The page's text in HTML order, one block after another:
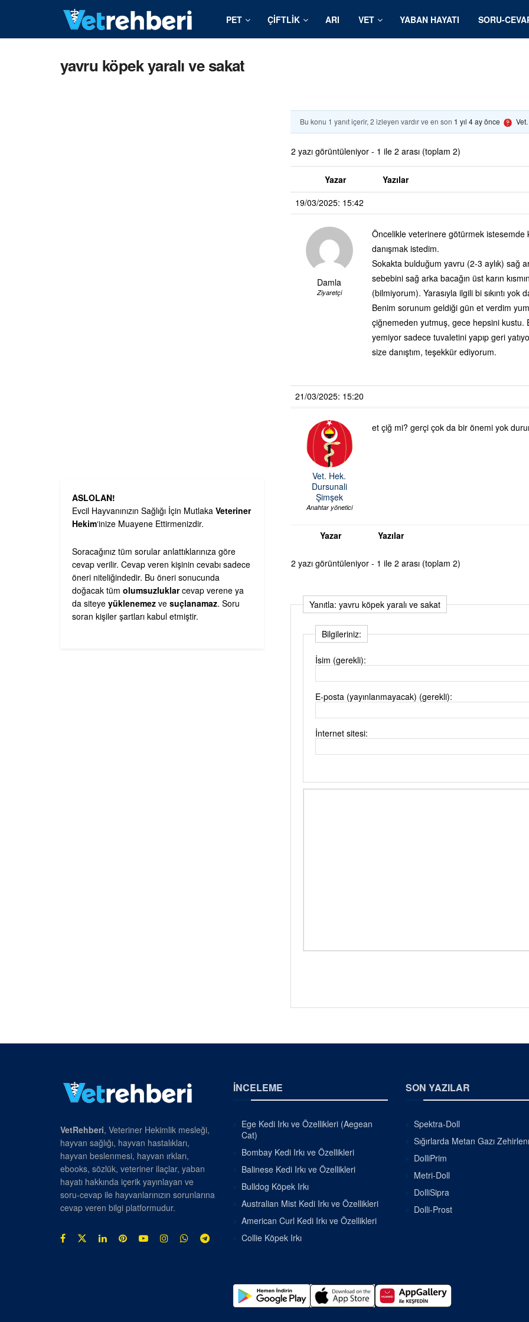
PET ÇIFTLIK ARI VET YABAN HAYATI SORU-
yavru köpek yaralı ve sakat
Bu konu 1 yanıt içerir, 2 izleyen vardır ve en son 1 yıl 4 ay önce
2 yazı görüntüleniyor - 1 ile 2 arası (toplam 2)
Yazar
Yazılar
19/03/2025: 15:42
Damla
Ziyaretçi
Öncelikle veterinere götürmek
danışmak istedim.
Sokakta bulduğum yavru (2-3 aylık) sağ
sebebini sağ arka bacağın üst karın
(bilmiyorum). Yarasıyla ilgili bi sıkıntı
Benim sorunum geldiği gün et verdim
çiğnemeden yutmuş, gece hepsini
yemiyor sadece tuvaletini yapıp geri
size danıştım, teşekkür ediyorum.
21/03/2025: 15:20
Vet. Hek.
Dursunali
Şimşek
Anahtar yönetici
et çiğ mi? gerçi çok da bir önemi yok
Yazar Yazılar
2 yazı görüntüleniyor - 1 ile 2 arası (toplam 2)
Yanıtla: yavru köpek yaralı ve sakat
Bilgileriniz:
İsim (gerekli):
E-posta (yayınlanmayacak) (gerekli):
İnternet sitesi:
ASLOLAN!
Evcil Hayvanınızın Sağlığı İçin Mutlaka Veteriner
Hekim‘inize Muayene Ettirmenizdir.
Soracağınız tüm sorular anlattıklarınıza göre
cevap verilir. Cevap veren kişinin cevabı sadece
öneri niteliğindedir. Bu öneri sonucunda
doğacak tüm olumsuzluklarcevap verene ya
da siteye yüklenemez ve suçlanamaz. Soru
soran kişiler şartları kabul etmiştir.
VetRehberi, Veteriner Hekimlik mesleği,
hayvan sağlığı, hayvan hastalıkları,
hayvan beslenmesi, hayvan ırkları,
ebooks, sözlük, veteriner ilaçlar, yaban
hayatı hakkında içerik yayınlayan ve
soru-cevap ile hayvanlarınızın sorunlarına
cevap veren bilgi platformudur.
İNCELEME
Ege Kedi Irkı ve Özellikleri (Aegean
Cat)
Bombay Kedi Irkı ve Özellikleri
Balinese Kedi Irkı ve Özellikleri
Bulldog Köpek Irkı
Australian Mist Kedi Irkı ve Özellikleri
American Curl Kedi Irkı ve Özellikleri
Collie Köpek Irkı
SON YAZILAR
Spektra-Doll
Sığırlarda Metan Gazı
DolliPrim
Metri-Doll
DolliSipra
Dolli-Prost